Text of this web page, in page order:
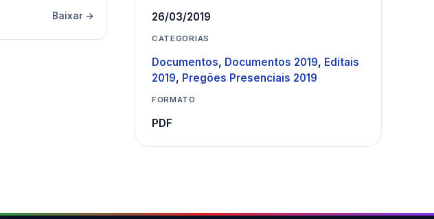
Baixar → 26/03/2019
CATEGORIAS
Documentos, Documentos 2019, Editais
2019, Pregões Presenciais 2019
FORMATO
PDF